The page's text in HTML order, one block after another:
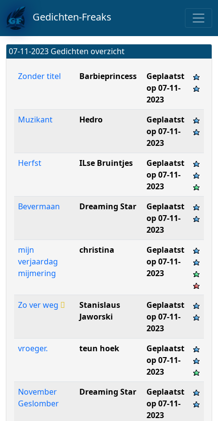
Gedichten-Freaks
07-11-2023 Gedichten overzicht
Zonder titel Barbieprincess
Geplaatst
op 07-11-
2023
Muzikant
Hedro
Geplaatst
op 07-11-
2023
Herfst
ILse Bruintjes
Geplaatst
op 07-11-
2023
Bevermaan
Dreaming Star
Geplaatst
op 07-11-
2023
mijn
verjaardag
mijmering
christina
Geplaatst
op 07-11-
2023
Zo ver weg
Stanislaus
Jaworski
Geplaatst
op 07-11-
2023
vroeger.
teun hoek
Geplaatst
op 07-11-
2023
November
Geslomber
Dreaming Star
Geplaatst
op 07-11-
2023